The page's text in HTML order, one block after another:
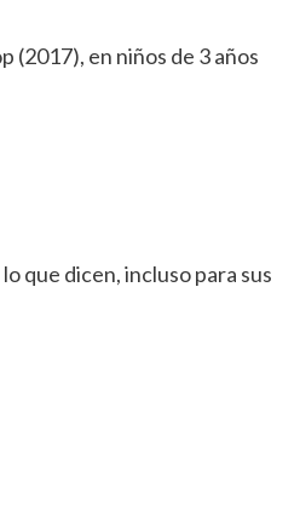
(2017), en niños de 3 años
que dicen, incluso para sus